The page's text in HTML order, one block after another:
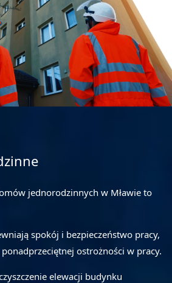
jednorodzinnych w Mławie to
spokój i bezpieczeństwo pracy,
ostrożności w pracy.
elewacji budynku